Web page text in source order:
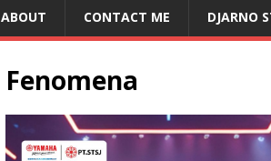
ABOUT CONTACT ME DJARNO
Fenomena